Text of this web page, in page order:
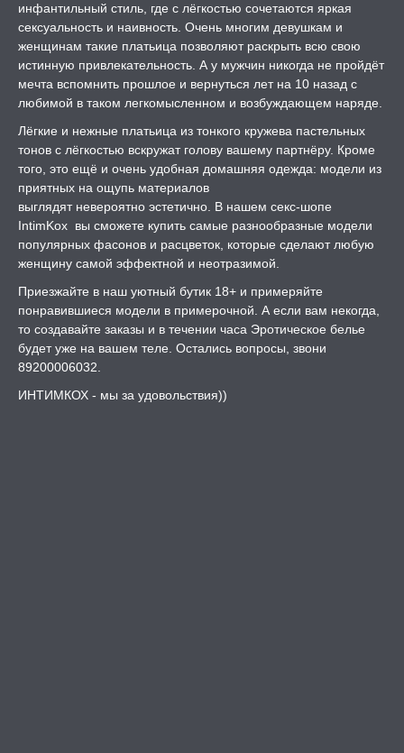
инфантильный стиль, где с лёгкостью сочетаются яркая
сексуальность и наивность. Очень многим девушкам и
женщинам такие платьица позволяют раскрыть всю свою
истинную привлекательность. А у мужчин никогда не пройдёт
мечта вспомнить прошлое и вернуться лет на 10 назад с
любимой в таком легкомысленном и возбуждающем наряде.
Лёгкие и нежные платьица из тонкого кружева пастельных
тонов с лёгкостью вскружат голову вашему партнёру. Кроме
того, это ещё и очень удобная домашняя одежда: модели из
приятных на ощупь материалов
выглядят невероятно эстетично. В нашем секс-шопе
IntimKox вы сможете купить самые разнообразные модели
популярных фасонов и расцветок, которые сделают любую
женщину самой эффектной и неотразимой.
Приезжайте в наш уютный бутик 18+ и примеряйте
понравившиеся модели в примерочной. А если вам некогда,
то создавайте заказы и в течении часа Эротическое белье
будет уже на вашем теле. Остались вопросы, звони
89200006032.
ИНТИМКОХ - мы за удовольствия))